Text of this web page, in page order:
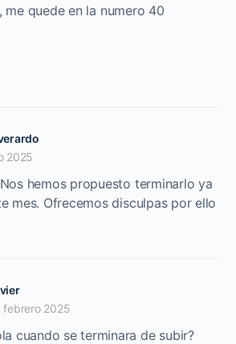
me quede en la numero 40
2025
hemos propuesto terminarlo ya
mes. Ofrecemos disculpas por ello
febrero 2025
cuando se terminara de subir?